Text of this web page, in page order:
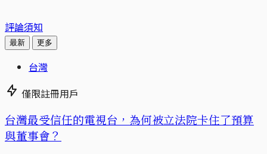
評論須知
最新 更多
台灣
僅限註冊用戶
台灣最受信任的電視台，為何被立法院卡住了預算
與董事會？